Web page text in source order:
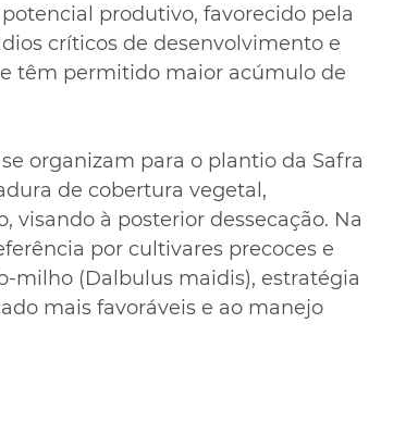
produtivo, favorecido pela
críticos de desenvolvimento e
têm permitido maior acúmulo de
organizam para o plantio da Safra
de cobertura vegetal,
visando à posterior dessecação. Na
por cultivares precoces e
milho (Dalbulus maidis), estratégia
mais favoráveis e ao manejo